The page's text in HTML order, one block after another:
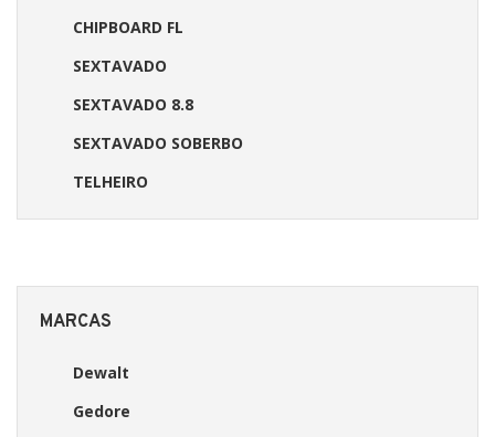
CHIPBOARD FL
SEXTAVADO
SEXTAVADO 8.8
SEXTAVADO SOBERBO
TELHEIRO
MARCAS
Dewalt
Gedore